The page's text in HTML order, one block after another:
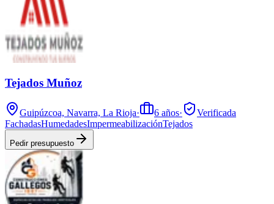
Tejados Muñoz
Guipúzcoa, Navarra, La Rioja· 6 años·
Verificada
FachadasHumedadesImpermeabilizaciónTejados
Pedir presupuesto